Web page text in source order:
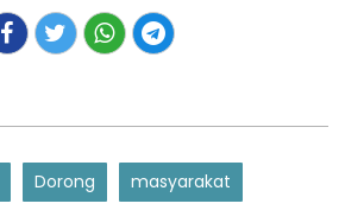
Dorong masyarakat